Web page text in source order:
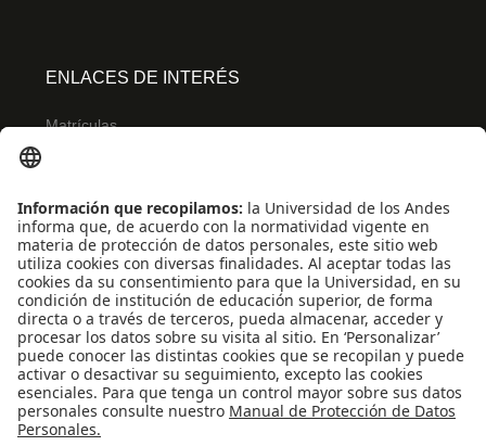
ENLACES DE INTERÉS
Matrículas
Biblioteca
Eventos
Educación continua
SCOPUS
Decanatura de Estudiantes
WEB OF SCIENCE